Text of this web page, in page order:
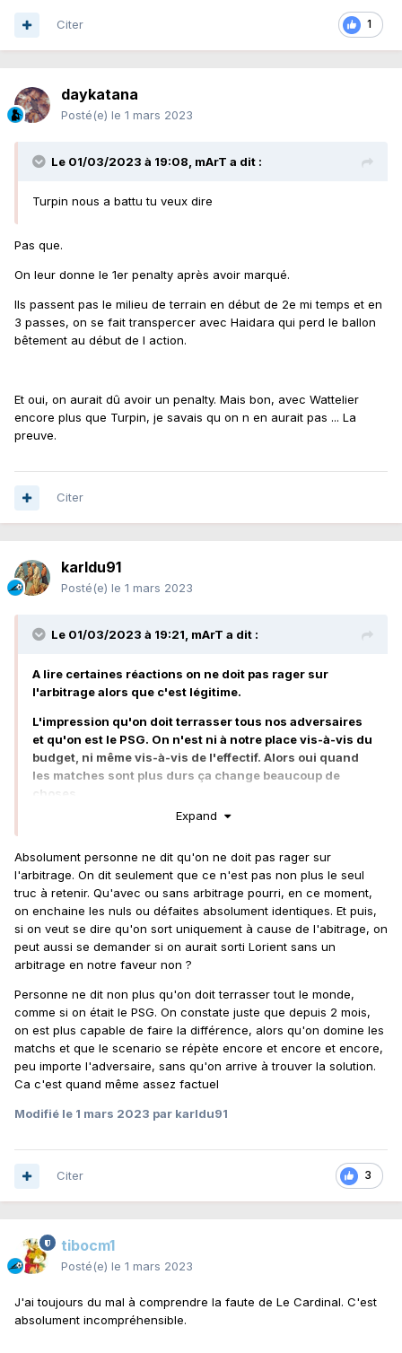
1
Citer
daykatana
Posté(e) le 1 mars 2023
Le 01/03/2023 à 19:08, mArT a dit :
Turpin nous a battu tu veux dire
Pas que.
On leur donne le 1er penalty après avoir marqué.
Ils passent pas le milieu de terrain en début de 2e mi temps et en
3 passes, on se fait transpercer avec Haidara qui perd le ballon
bêtement au début de l action.
Et oui, on aurait dû avoir un penalty. Mais bon, avec Wattelier
encore plus que Turpin, je savais qu on n en aurait pas ... La
preuve.
Citer
karldu91
Posté(e) le 1 mars 2023
Le 01/03/2023 à 19:21, mArT a dit :
A lire certaines réactions on ne doit pas rager sur
l'arbitrage alors que c'est légitime.
L'impression qu'on doit terrasser tous nos adversaires
et qu'on est le PSG. On n'est ni à notre place vis-à-vis du
budget, ni même vis-à-vis de l'effectif. Alors oui quand
les matches sont plus durs ça change beaucoup de
choses.
Maintenant entre le péno sifflé pour Nantes et pas celui
croque en jambe, bon ..
Derrière on ne parle pas du poteau, de la frappe de Sotoca.
Mais on est nuls et on méritait de perdre... Je veux bien qu'il
y ait des pessimistes. Mais la mauvaise foi faut arrêter cinq
minutes.
Si on est arbitré comme Nantes ce soir ? Bah ils n'ont pas le
péno sur Gana et nous on a le péno sur Danso. Et là ça
change déjà tout sans parler des occasions qu'on a....
CQFD
Expand
Absolument personne ne dit qu'on ne doit pas rager sur
l'arbitrage. On dit seulement que ce n'est pas non plus le seul
truc à retenir. Qu'avec ou sans arbitrage pourri, en ce moment,
on enchaine les nuls ou défaites absolument identiques. Et puis,
si on veut se dire qu'on sort uniquement à cause de l'abitrage, on
peut aussi se demander si on aurait sorti Lorient sans un
arbitrage en notre faveur non ?
Personne ne dit non plus qu'on doit terrasser tout le monde,
comme si on était le PSG. On constate juste que depuis 2 mois,
on est plus capable de faire la différence, alors qu'on domine les
matchs et que le scenario se répète encore et encore et encore,
peu importe l'adversaire, sans qu'on arrive à trouver la solution.
Ca c'est quand même assez factuel
Modifié le 1 mars 2023 par karldu91
3
Citer
tibocm1
Posté(e) le 1 mars 2023
J'ai toujours du mal à comprendre la faute de Le Cardinal. C'est
absolument incompréhensible.